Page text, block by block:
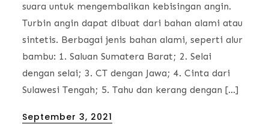
suara untuk mengembalikan kebisingan angin.
Turbin angin dapat dibuat dari bahan alami atau
sintetis. Berbagai jenis bahan alami, seperti alur
bambu: 1. Saluan Sumatera Barat; 2. Selai
dengan selai; 3. CT dengan Jawa; 4. Cinta dari
Sulawesi Tengah; 5. Tahu dan kerang dengan […]
Posted
September 3, 2021